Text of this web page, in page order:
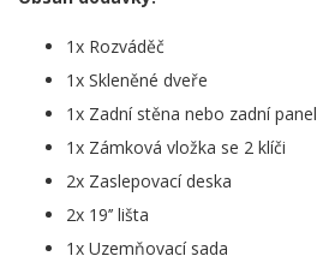
1x Rozváděč
1x Skleněné dveře
1x Zadní stěna nebo zadní panel
1x Zámková vložka se 2 klíči
2x Zaslepovací deska
2x 19’’ lišta
1x Uzemňovací sada